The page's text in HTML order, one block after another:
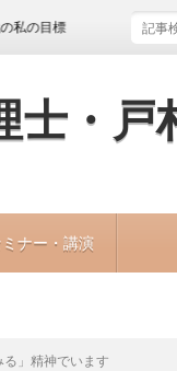
・
ミナー・講演
る」精神でいます